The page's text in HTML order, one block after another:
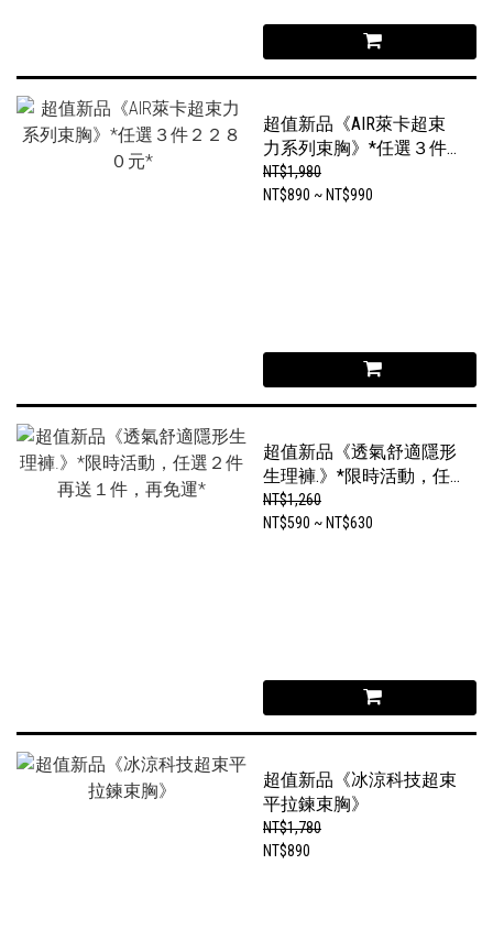
超值新品《AIR萊卡超束
力系列束胸》*任選３件
２２８０元*
NT$1,980
NT$890 ~ NT$990
超值新品《透氣舒適隱形
生理褲.》*限時活動，任
選２件再送１件，再免運
*
NT$1,260
NT$590 ~ NT$630
超值新品《冰涼科技超束
平拉鍊束胸》
NT$1,780
NT$890